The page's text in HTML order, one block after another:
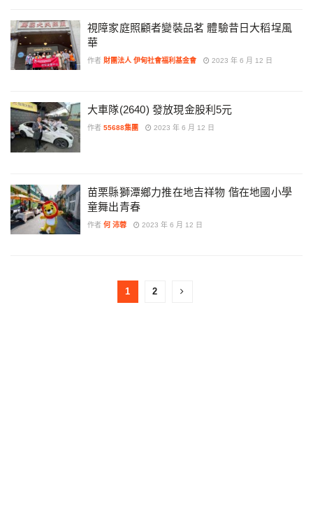
視障家庭照顧者變裝品茗 體驗昔日大稻埕風
華
作者 財團法人 伊甸社會福利基金會 2023 年 6 月 12 日
大車隊(2640) 發放現金股利5元
作者 55688集團 2023 年 6 月 12 日
苗栗縣獅潭鄉力推在地吉祥物 偕在地國小學
童舞出青春
作者 何 沛蓉 2023 年 6 月 12 日
1 2